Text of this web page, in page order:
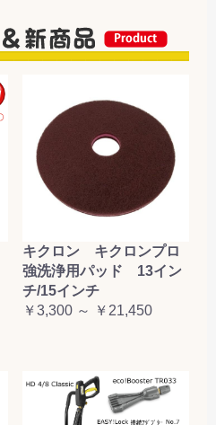
キクロン キクロンプロ
強洗浄用パッド 13イン
チ/15インチ
￥3,300 ～ ￥21,450